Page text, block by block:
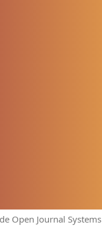
Open Journal Systems